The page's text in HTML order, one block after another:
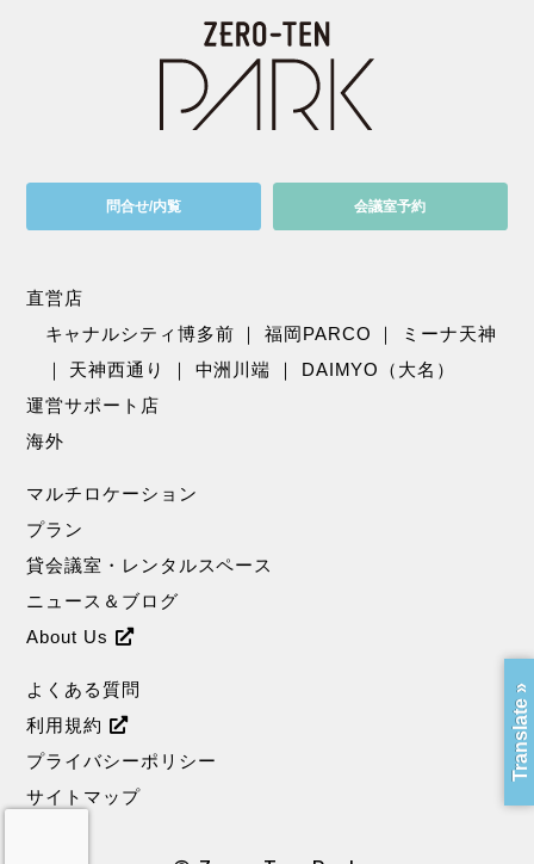
問合せ/内覧 会議室予約
直営店
キャナルシティ博多前 ｜福岡PARCO ｜
ミーナ天神
｜ 天神西通り ｜ 中洲川端 ｜ DAIMYO（大名）
運営サポート店
海外
マルチロケーション
プラン
貸会議室・レンタルスペース
ニュース＆ブログ
About Us
よくある質問
利用規約
プライバシーポリシー
サイトマップ
Translate »